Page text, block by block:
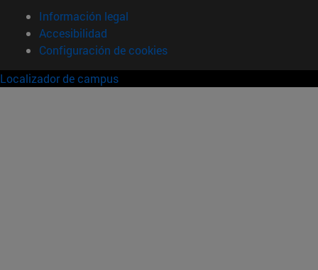
Información legal
Accesibilidad
Configuración de cookies
Localizador de campus